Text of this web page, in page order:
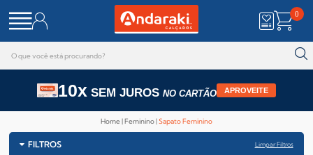
0
10x SEM JUROS NO CARTÃO APROVEITE
Home Feminino Sapato Feminino
FILTROS Limpar Filtros